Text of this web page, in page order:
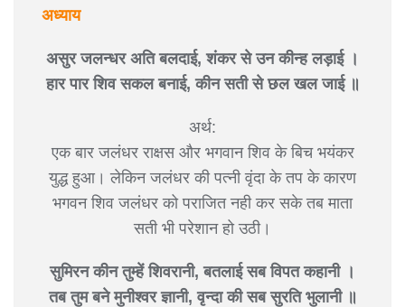
अध्याय
असुर जलन्धर अति बलदाई, शंकर से उन कीन्ह लड़ाई ।
हार पार शिव सकल बनाई, कीन सती से छल खल जाई ॥
अर्थ:
एक बार जलंधर राक्षस और भगवान शिव के बिच भयंकर
युद्ध हुआ। लेकिन जलंधर की पत्नी वृंदा के तप के कारण
भगवन शिव जलंधर को पराजित नही कर सके तब माता
सती भी परेशान हो उठी।
सुमिरन कीन तुम्हें शिवरानी, बतलाई सब विपत कहानी ।
तब तुम बने मुनीश्वर ज्ञानी, वृन्दा की सब सुरति भुलानी ॥